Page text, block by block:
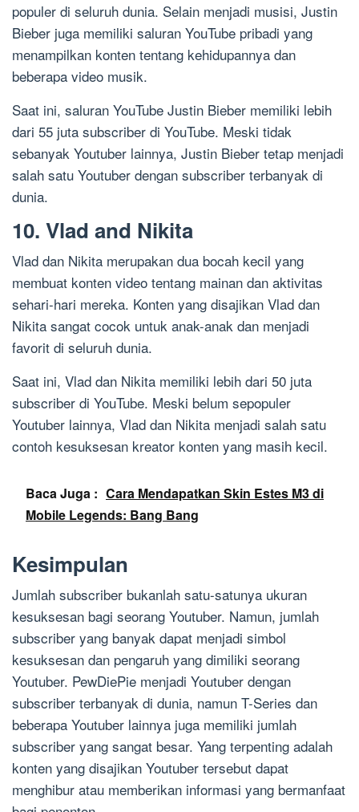
populer di seluruh dunia. Selain menjadi musisi, Justin
Bieber juga memiliki saluran YouTube pribadi yang
menampilkan konten tentang kehidupannya dan
beberapa video musik.
Saat ini, saluran YouTube Justin Bieber memiliki lebih
dari 55 juta subscriber di YouTube. Meski tidak
sebanyak Youtuber lainnya, Justin Bieber tetap menjadi
salah satu Youtuber dengan subscriber terbanyak di
dunia.
10. Vlad and Nikita
Vlad dan Nikita merupakan dua bocah kecil yang
membuat konten video tentang mainan dan aktivitas
sehari-hari mereka. Konten yang disajikan Vlad dan
Nikita sangat cocok untuk anak-anak dan menjadi
favorit di seluruh dunia.
Saat ini, Vlad dan Nikita memiliki lebih dari 50 juta
subscriber di YouTube. Meski belum sepopuler
Youtuber lainnya, Vlad dan Nikita menjadi salah satu
contoh kesuksesan kreator konten yang masih kecil.
Baca Juga : Cara Mendapatkan Skin Estes M3 di
Mobile Legends: Bang Bang
Kesimpulan
Jumlah subscriber bukanlah satu-satunya ukuran
kesuksesan bagi seorang Youtuber. Namun, jumlah
subscriber yang banyak dapat menjadi simbol
kesuksesan dan pengaruh yang dimiliki seorang
Youtuber. PewDiePie menjadi Youtuber dengan
subscriber terbanyak di dunia, namun T-Series dan
beberapa Youtuber lainnya juga memiliki jumlah
subscriber yang sangat besar. Yang terpenting adalah
konten yang disajikan Youtuber tersebut dapat
menghibur atau memberikan informasi yang bermanfaat